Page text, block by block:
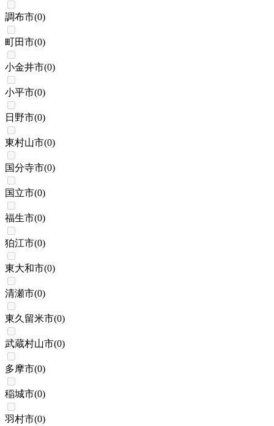
調布市(0)
町田市(0)
小金井市(0)
小平市(0)
日野市(0)
東村山市(0)
国分寺市(0)
国立市(0)
福生市(0)
狛江市(0)
東大和市(0)
清瀬市(0)
東久留米市(0)
武蔵村山市(0)
多摩市(0)
稲城市(0)
羽村市(0)